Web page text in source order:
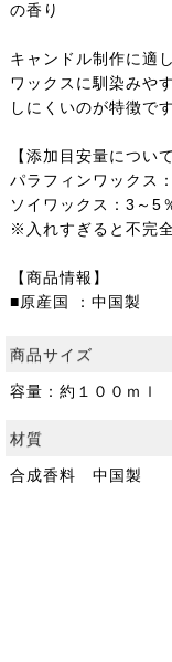
の香り
キャンドル制作に適
ワックスに馴染みや
しにくいのが特徴です
【添加目安量について
パラフィンワックス
ソイワックス：3～5
※入れすぎると不完
【商品情報】
■原産国 ：中国製
商品サイズ
容量：約１００ｍｌ
材質
合成香料 中国製